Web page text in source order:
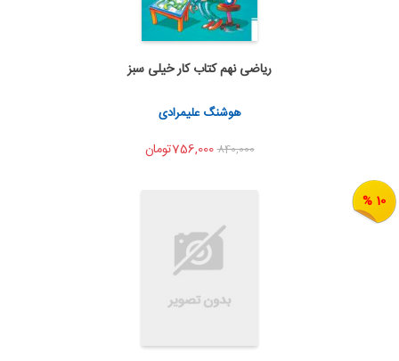
اضافه به سبد خرید
اشتراک گذاری
ریاضی نهم کتاب کار خیلی سبز
هوشنگ علیمرادی
840,000756,000تومان
10 %